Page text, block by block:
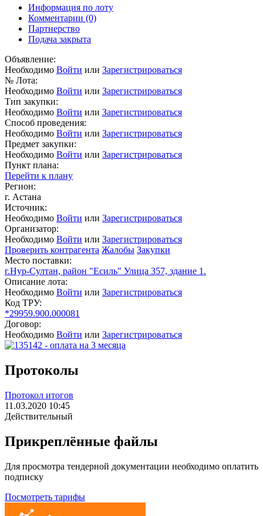
Информация по лоту
Комментарии (0)
Партнерство
Подача закрыта
Объявление:
Необходимо Войти или Зарегистрироваться
№ Лота:
Необходимо Войти или Зарегистрироваться
Тип закупки:
Необходимо Войти или Зарегистрироваться
Способ проведения:
Необходимо Войти или Зарегистрироваться
Предмет закупки:
Необходимо Войти или Зарегистрироваться
Пункт плана:
Перейти к плану
Регион:
г. Астана
Источник:
Необходимо Войти или Зарегистрироваться
Организатор:
Необходимо Войти или Зарегистрироваться
Проверить контрагента Жалобы Закупки
Место поставки:
г.Нур-Султан, район "Есиль" Улица 357, здание 1.
Описание лота:
Необходимо Войти или Зарегистрироваться
Код ТРУ:
*29959.900.000081
Договор:
Необходимо Войти или Зарегистрироваться
Протоколы
Протокол итогов
11.03.2020 10:45
Действительный
Прикреплённые файлы
Для просмотра тендерной документации необходимо оплатить
подписку
Посмотреть тарифы